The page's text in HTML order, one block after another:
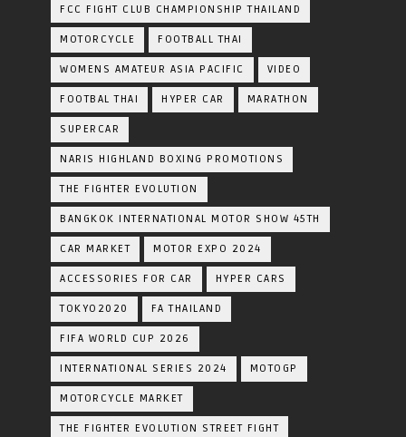
FCC FIGHT CLUB CHAMPIONSHIP THAILAND
MOTORCYCLE FOOTBALL THAI
WOMENS AMATEUR ASIA PACIFIC VIDEO
FOOTBAL THAI HYPER CAR MARATHON
SUPERCAR
NARIS HIGHLAND BOXING PROMOTIONS
THE FIGHTER EVOLUTION
BANGKOK INTERNATIONAL MOTOR SHOW 45TH
CAR MARKET MOTOR EXPO 2024
ACCESSORIES FOR CAR HYPER CARS
TOKYO2020 FA THAILAND
FIFA WORLD CUP 2026
INTERNATIONAL SERIES 2024 MOTOGP
MOTORCYCLE MARKET
THE FIGHTER EVOLUTION STREET FIGHT